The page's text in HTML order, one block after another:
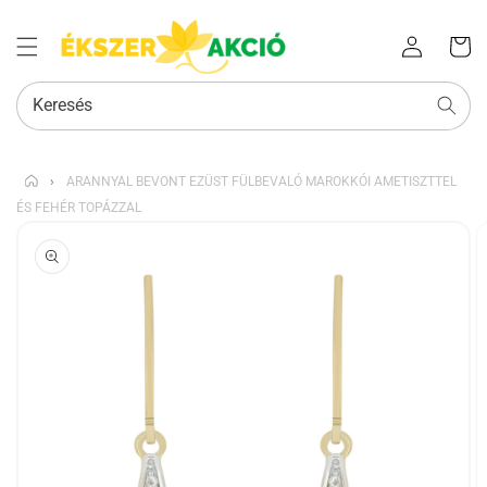
Bejelentkezés
kosara
Keresés
›
ARANNYAL BEVONT EZÜST FÜLBEVALÓ MAROKKÓI AMETISZTTEL
ÉS FEHÉR TOPÁZZAL
UGRÁS A
TERMÉKADATOKRA